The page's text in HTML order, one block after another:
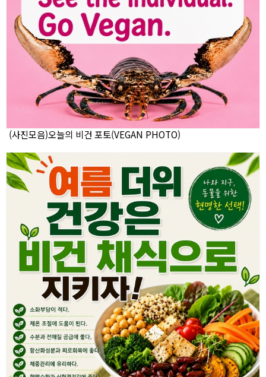
(사진모음)오늘의 비건 포토(VEGAN PHOTO)